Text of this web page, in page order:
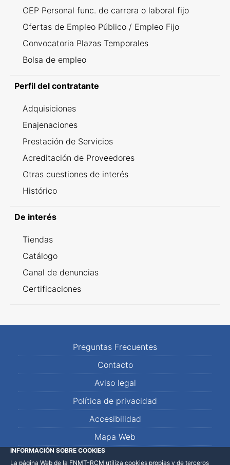
OEP Personal func. de carrera o laboral fijo
Ofertas de Empleo Público / Empleo Fijo
Convocatoria Plazas Temporales
Bolsa de empleo
Perfil del contratante
Adquisiciones
Enajenaciones
Prestación de Servicios
Acreditación de Proveedores
Otras cuestiones de interés
Histórico
De interés
Tiendas
Catálogo
Canal de denuncias
Certificaciones
Preguntas Frecuentes
Contacto
Aviso legal
Política de privacidad
Accesibilidad
Mapa Web
INFORMACIÓN SOBRE COOKIES
La página Web de la FNMT-RCM utiliza cookies propias y de terceros